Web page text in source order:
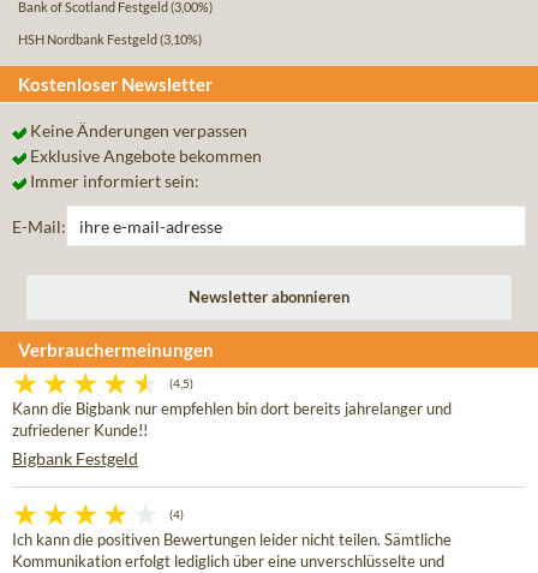
Bank of Scotland Festgeld (3,00%)
HSH Nordbank Festgeld (3,10%)
Kostenloser Newsletter
Keine Änderungen verpassen
Exklusive Angebote bekommen
Immer informiert sein:
E-Mail:
Verbrauchermeinungen
(4,5)
Kann die Bigbank nur empfehlen bin dort bereits jahrelanger und
zufriedener Kunde!!
Bigbank Festgeld
(4)
Ich kann die positiven Bewertungen leider nicht teilen. Sämtliche
Kommunikation erfolgt lediglich über eine unverschlüsselte und